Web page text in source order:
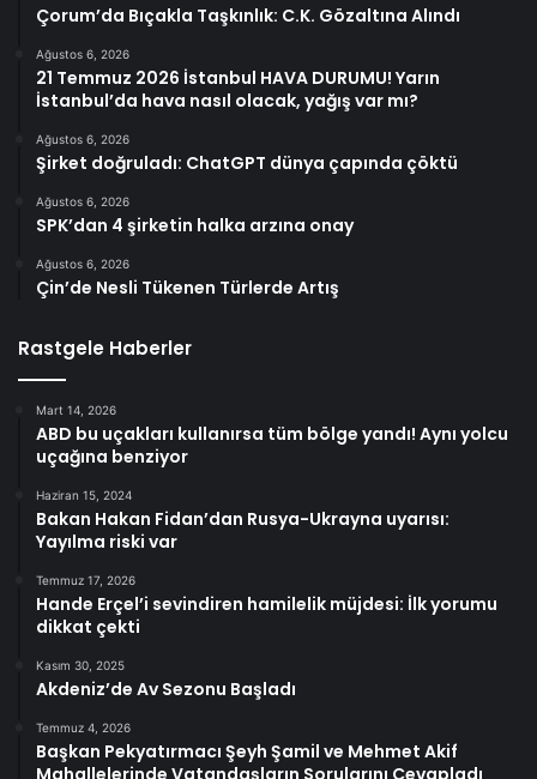
Çorum’da Bıçakla Taşkınlık: C.K. Gözaltına Alındı
Ağustos 6, 2026
21 Temmuz 2026 İstanbul HAVA DURUMU! Yarın
İstanbul’da hava nasıl olacak, yağış var mı?
Ağustos 6, 2026
Şirket doğruladı: ChatGPT dünya çapında çöktü
Ağustos 6, 2026
SPK’dan 4 şirketin halka arzına onay
Ağustos 6, 2026
Çin’de Nesli Tükenen Türlerde Artış
Rastgele Haberler
Mart 14, 2026
ABD bu uçakları kullanırsa tüm bölge yandı! Aynı yolcu
uçağına benziyor
Haziran 15, 2024
Bakan Hakan Fidan’dan Rusya-Ukrayna uyarısı:
Yayılma riski var
Temmuz 17, 2026
Hande Erçel’i sevindiren hamilelik müjdesi: İlk yorumu
dikkat çekti
Kasım 30, 2025
Akdeniz’de Av Sezonu Başladı
Temmuz 4, 2026
Başkan Pekyatırmacı Şeyh Şamil ve Mehmet Akif
Mahallelerinde Vatandaşların Sorularını Cevapladı